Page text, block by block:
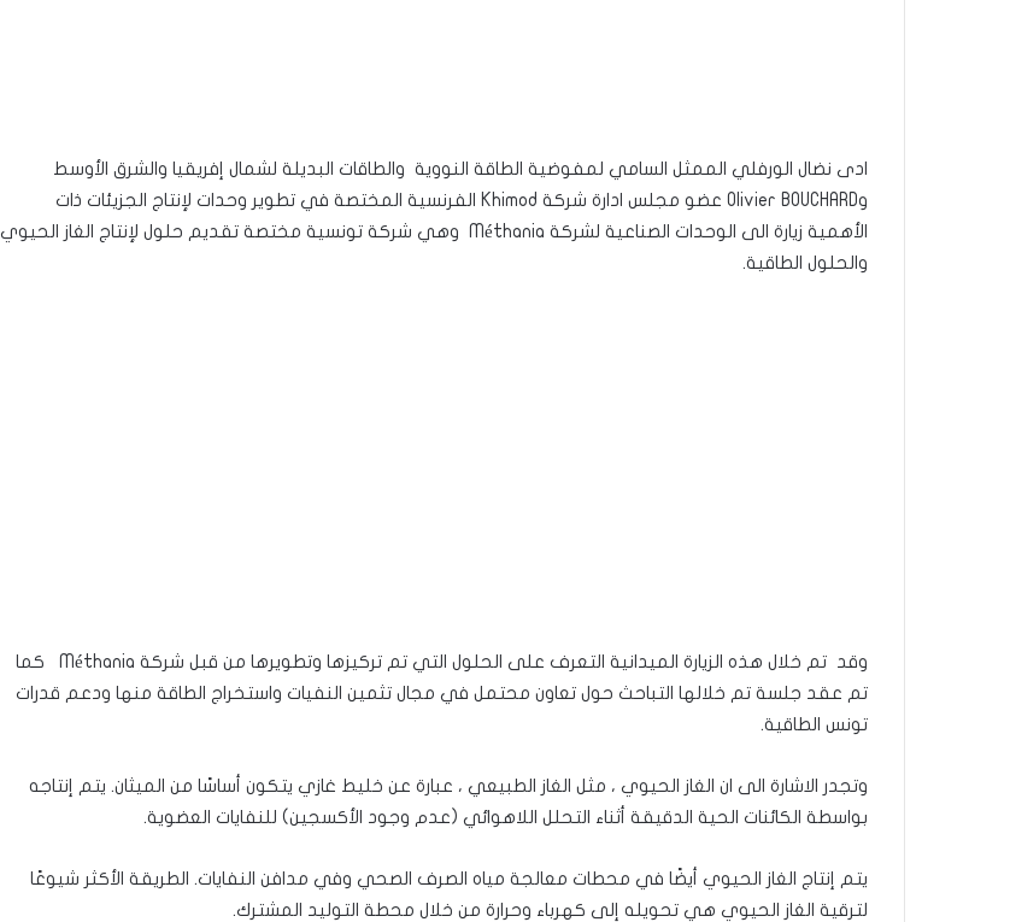
ادى نضال الورفلي الممثل السامي لمفوضية الطاقة النووية والطاقات البديلة لشمال إفريقيا والشرق الأوسط
وOlivier BOUCHARD عضو مجلس ادارة شركة Khimod الفرنسية المختصة في تطوير وحدات لإنتاج الجزيئات ذات
الأهمية زيارة الى الوحدات الصناعية لشركة Méthania وهي شركة تونسية مختصة تقديم حلول لإنتاج الغاز الحيوي
والحلول الطاقية.
وقد تم خلال هذه الزيارة الميدانية التعرف على الحلول التي تم تركيزها وتطويرها من قبل شركة Méthania كما
تم عقد جلسة تم خلالها التباحث حول تعاون محتمل في مجال تثمين النفيات واستخراج الطاقة منها ودعم قدرات
تونس الطاقية.
وتجدر الاشارة الى ان الغاز الحيوي ، مثل الغاز الطبيعي ، عبارة عن خليط غازي يتكون أساسًا من الميثان. يتم إنتاجه
بواسطة الكائنات الحية الدقيقة أثناء التحلل اللاهوائي (عدم وجود الأكسجين) للنفايات العضوية.
يتم إنتاج الغاز الحيوي أيضًا في محطات معالجة مياه الصرف الصحي وفي مدافن النفايات. الطريقة الأكثر شيوعًا
لترقية الغاز الحيوي هي تحويله إلى كهرباء وحرارة من خلال محطة التوليد المشترك.